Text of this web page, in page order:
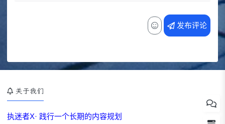
发布评论
关于我们
执迷者X· 践行一个长期的内容规划